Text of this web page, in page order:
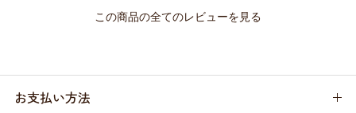
この商品の全てのレビューを見る
お支払い方法